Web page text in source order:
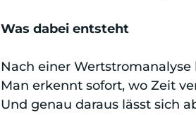
Was dabei entsteht
Nach einer
Man erkennt sofort, wo Zeit
Und genau daraus lässt sich